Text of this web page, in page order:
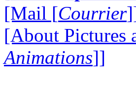
[Mail [Courrier
[About Pictures
Animations]]